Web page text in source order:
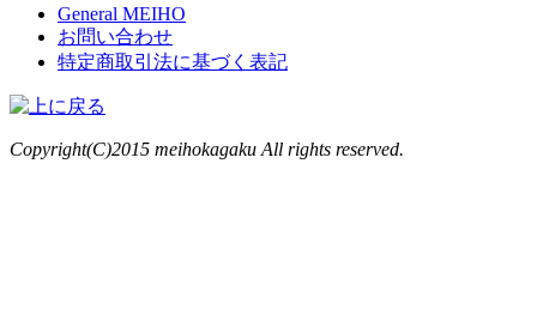
General MEIHO
お問い合わせ
特定商取引法に基づく表記
Copyright(C)2015 meihokagaku All rights reserved.